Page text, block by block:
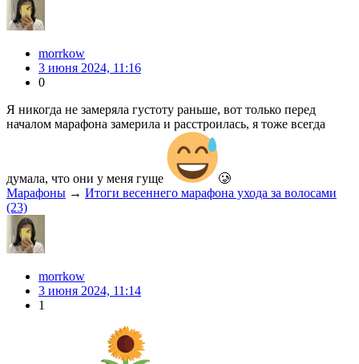
morrkow
3 июня 2024, 11:16
0
Я никогда не замеряла густоту раньше, вот только перед
началом марафона замерила и расстроилась, я тоже всегда
думала, что они у меня гуще
🥲
Марафоны → Итоги весеннего марафона ухода за волосами
(23)
morrkow
3 июня 2024, 11:14
1